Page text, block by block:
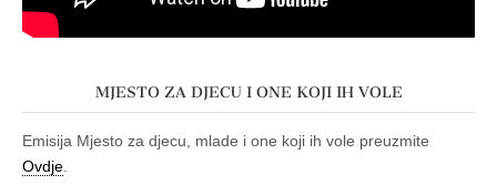
MJESTO ZA DJECU I ONE KOJI IH VOLE
Emisija Mjesto za djecu, mlade i one koji ih vole preuzmite
Ovdje